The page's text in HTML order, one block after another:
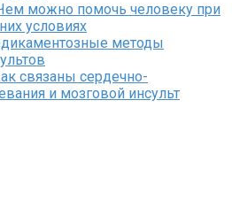
можно помочь человеку при
условиях
методы
связаны сердечно-
и мозговой инсульт